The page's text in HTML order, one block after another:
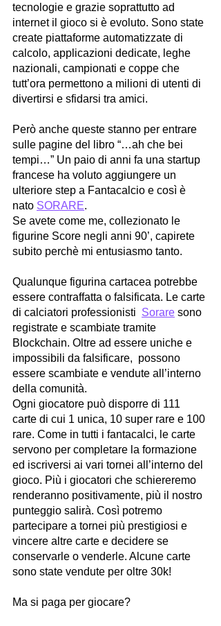
tecnologie e grazie soprattutto ad
internet il gioco si è evoluto. Sono state
create piattaforme automatizzate di
calcolo, applicazioni dedicate, leghe
nazionali, campionati e coppe che
tutt’ora permettono a milioni di utenti di
divertirsi e sfidarsi tra amici.
Però anche queste stanno per entrare
sulle pagine del libro “…ah che bei
tempi…” Un paio di anni fa una startup
francese ha voluto aggiungere un
ulteriore step a Fantacalcio e così è
nato SORARE.
Se avete come me, collezionato le
figurine Score negli anni 90’, capirete
subito perchè mi entusiasmo tanto.
Qualunque figurina cartacea potrebbe
essere contraffatta o falsificata. Le carte
di calciatori professionisti Sorare sono
registrate e scambiate tramite
Blockchain. Oltre ad essere uniche e
impossibili da falsificare,  possono
essere scambiate e vendute all’interno
della comunità.
Ogni giocatore può disporre di 111
carte di cui 1 unica, 10 super rare e 100
rare. Come in tutti i fantacalci, le carte
servono per completare la formazione
ed iscriversi ai vari tornei all’interno del
gioco. Più i giocatori che schiereremo
renderanno positivamente, più il nostro
punteggio salirà. Così potremo
partecipare a tornei più prestigiosi e
vincere altre carte e decidere se
conservarle o venderle. Alcune carte
sono state vendute per oltre 30k!
Ma si paga per giocare?